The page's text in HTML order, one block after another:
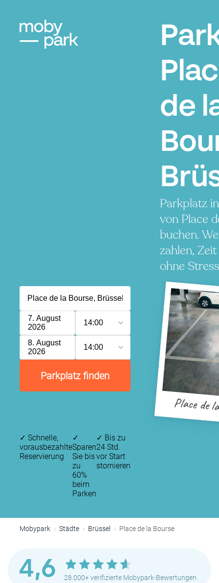
de
Parkplatz
von Place
buchen.
zahlen,
ohne
7. August
2026
14:00
8. August
2026
14:00
Parkplatz finden
Place de
✓ Schnelle,
vorausbezahlte
Reservierung
✓
Sparen
Sie bis
zu
60%
beim
Parken
✓ Bis zu
24 Std.
vor Start
stornieren
Mobypark Städte Brüssel Place de la Bourse
4,6 28.000+ verifizierte Mobypark-Bewertungen
P